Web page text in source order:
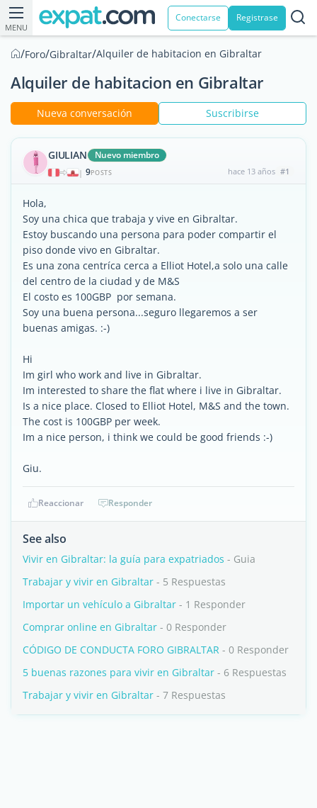
MENU
Conectarse Registrase
/Foro/Gibraltar/Alquiler de habitacion en Gibraltar
Alquiler de habitacion en Gibraltar
Nueva conversación Suscribirse
GIULIAN Nuevo miembro
| 9POSTS hace 13 años #1
Hola,
Soy una chica que trabaja y vive en Gibraltar.
Estoy buscando una persona para poder compartir el
piso donde vivo en Gibraltar.
Es una zona centríca cerca a Elliot Hotel,a solo una calle
del centro de la ciudad y de M&S
El costo es 100GBP por semana.
Soy una buena persona...seguro llegaremos a ser
buenas amigas. :-)
Hi
Im girl who work and live in Gibraltar.
Im interested to share the flat where i live in Gibraltar.
Is a nice place. Closed to Elliot Hotel, M&S and the town.
The cost is 100GBP per week.
Im a nice person, i think we could be good friends :-)
Giu.
Reaccionar Responder
See also
Vivir en Gibraltar: la guía para expatriados - Guia
Trabajar y vivir en Gibraltar - 5 Respuestas
Importar un vehículo a Gibraltar - 1 Responder
Comprar online en Gibraltar - 0 Responder
CÓDIGO DE CONDUCTA FORO GIBRALTAR - 0 Responder
5 buenas razones para vivir en Gibraltar - 6 Respuestas
Trabajar y vivir en Gibraltar - 7 Respuestas